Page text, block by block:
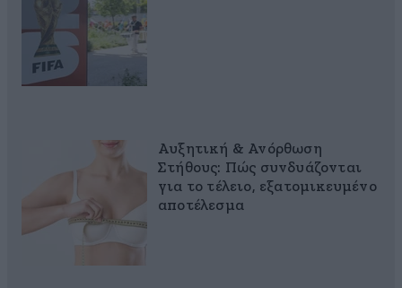
Αυξητική & Ανόρθωση
Στήθους: Πώς συνδυάζονται
για το τέλειο, εξατομικευμένο
αποτέλεσμα